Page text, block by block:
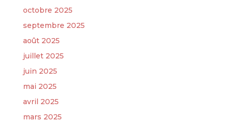
octobre 2025
septembre 2025
août 2025
juillet 2025
juin 2025
mai 2025
avril 2025
mars 2025